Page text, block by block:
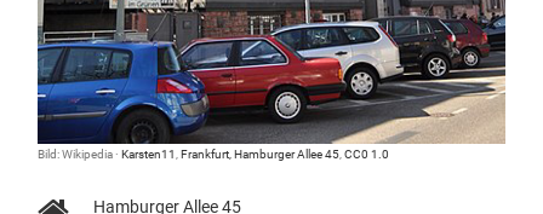
Bild: Wikipedia · Karsten11 Frankfurt, Hamburger Allee 45 CC0 1.0
Hamburger Allee 45